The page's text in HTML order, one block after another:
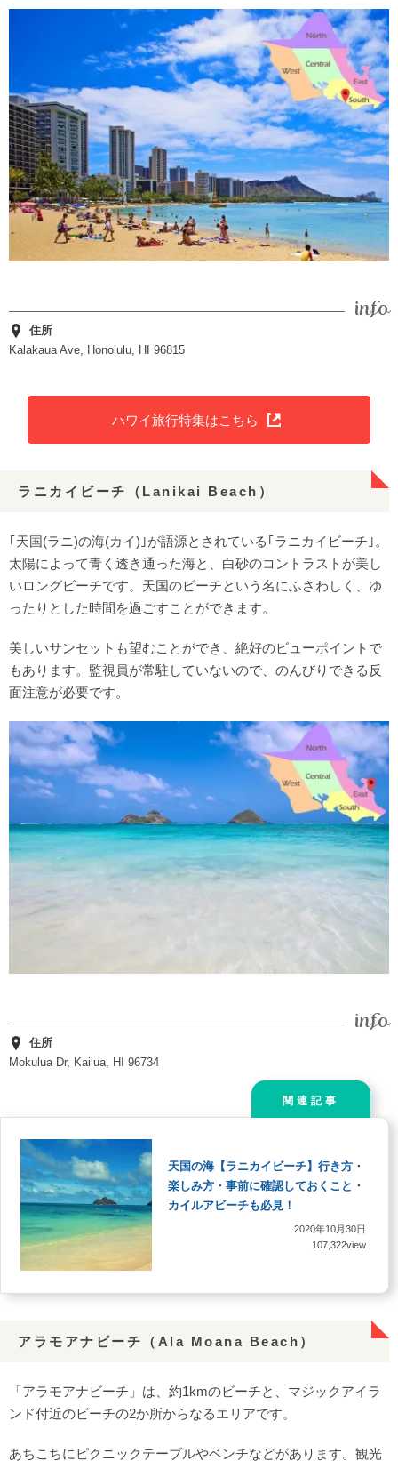
住所
Kalakaua Ave, Honolulu, HI 96815
ハワイ旅行特集はこちら
ラニカイビーチ（Lanikai Beach）
｢天国(ラニ)の海(カイ)｣が語源とされている｢ラニカイビーチ｣。
太陽によって青く透き通った海と、白砂のコントラストが美し
いロングビーチです。天国のビーチという名にふさわしく、ゆ
ったりとした時間を過ごすことができます。
美しいサンセットも望むことができ、絶好のビューポイントで
もあります。監視員が常駐していないので、のんびりできる反
面注意が必要です。
住所
Mokulua Dr, Kailua, HI 96734
関連記事
天国の海【ラニカイビーチ】行き方・
楽しみ方・事前に確認しておくこと・
カイルアビーチも必見！
2020年10月30日
107,322view
アラモアナビーチ（Ala Moana Beach）
「アラモアナビーチ」は、約1kmのビーチと、マジックアイラ
ンド付近のビーチの2か所からなるエリアです。
あちこちにピクニックテーブルやベンチなどがあります。観光